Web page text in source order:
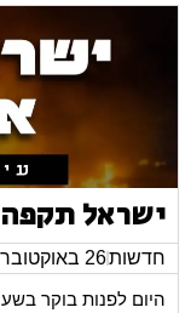
ישראל
חדשות26 באוקטובר 2024